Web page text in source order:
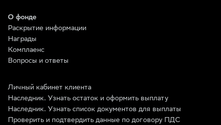
О фонде
Раскрытие информации
Награды
Комплаенс
Вопросы и ответы
Личный кабинет клиента
Наследник. Узнать остаток и оформить выплату
Наследник. Узнать список документов для выплаты
Проверить и подтвердить данные по договору ПДС